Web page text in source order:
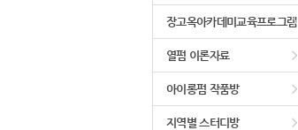
장고옥아카데미교육프로그램
열펌 이론자료
아이롱펌 작품방
지역별 스터디방